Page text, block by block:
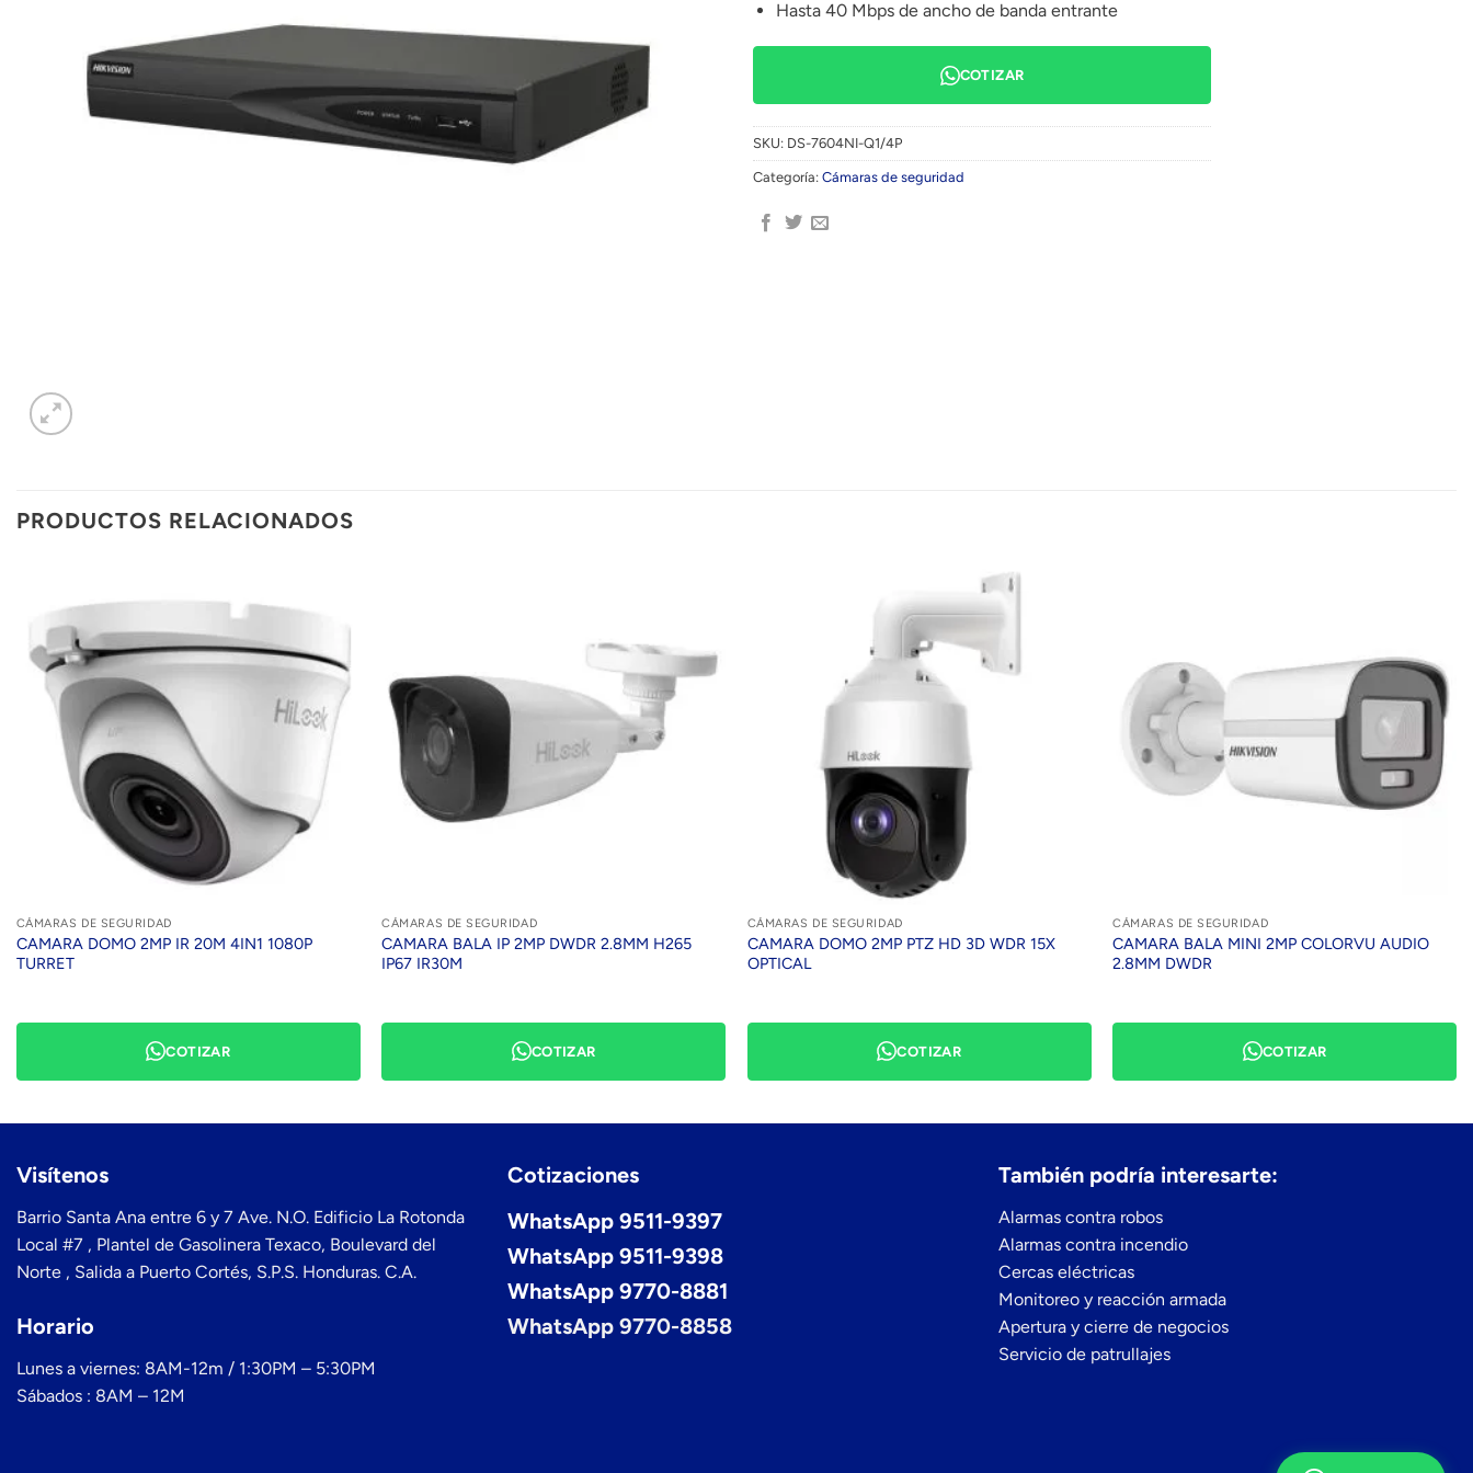
Hasta 40 Mbps de ancho de banda entrante
COTIZAR
SKU: DS-7604NI-Q1/4P
Categoría: Cámaras de seguridad
PRODUCTOS RELACIONADOS
CÁMARAS DE SEGURIDAD
CAMARA DOMO 2MP IR 20M 4IN1 1080P
TURRET
COTIZAR
CÁMARAS DE SEGURIDAD
CAMARA BALA IP 2MP DWDR 2.8MM H265
IP67 IR30M
COTIZAR
CÁMARAS DE SEGURIDAD
CAMARA DOMO 2MP PTZ HD 3D WDR 15X
OPTICAL
COTIZAR
CÁMARAS DE SEGURIDAD
CAMARA BALA MINI 2MP COLORVU AUDIO
2.8MM DWDR
COTIZAR
Visítenos
Barrio Santa Ana entre 6 y 7 Ave. N.O. Edificio La Rotonda
Local #7 , Plantel de Gasolinera Texaco, Boulevard del
Norte , Salida a Puerto Cortés, S.P.S. Honduras. C.A.
Horario
Lunes a viernes: 8AM-12m / 1:30PM – 5:30PM
Sábados : 8AM – 12M
Cotizaciones
WhatsApp 9511-9397
WhatsApp 9511-9398
WhatsApp 9770-8881
WhatsApp 9770-8858
También podría interesarte:
Alarmas contra robos
Alarmas contra incendio
Cercas eléctricas
Monitoreo y reacción armada
Apertura y cierre de negocios
Servicio de patrullajes